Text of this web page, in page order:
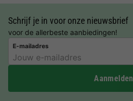
Schrijf je in voor onze nieuwsbrief
voor de allerbeste aanbiedingen!
E-mailadres
Aanmelden